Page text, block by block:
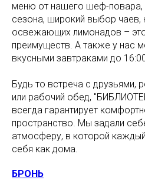
меню от нашего шеф-повара,
сезона, широкий выбор чаев,
освежающих лимонадов –
преимуществ. А также у нас
вкусными завтраками до
Будь то встреча с друзьями,
или рабочий обед,
всегда гарантирует
пространство. Мы задали
атмосферу, в которой
себя как дома.
БРОНЬ